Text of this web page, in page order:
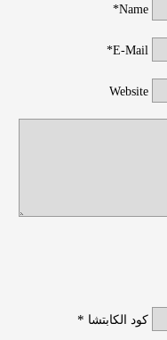
Name*
E-Mail*
Website
كود الكابتشا *